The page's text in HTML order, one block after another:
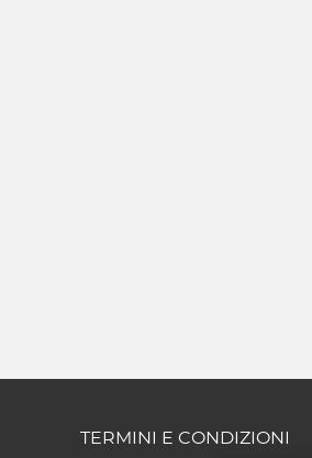
TERMINI E CONDIZIONI